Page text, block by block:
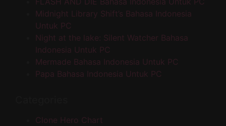
Midnight Library Shift’s Bahasa Indonesia
Untuk PC
Night at the lake: Silent Watcher Bahasa
Indonesia Untuk PC
Mermade Bahasa Indonesia Untuk PC
Papa Bahasa Indonesia Untuk PC
Clone Hero Chart